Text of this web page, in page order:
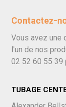
Contactez-
Vous avez une
l'un de nos
02 52 60 55 39
TUBAGE